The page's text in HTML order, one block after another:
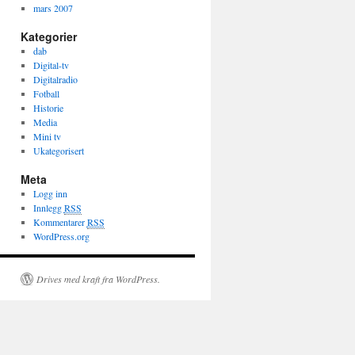
mars 2007
Kategorier
dab
Digital-tv
Digitalradio
Fotball
Historie
Media
Mini tv
Ukategorisert
Meta
Logg inn
InnleggRSS
KommentarerRSS
WordPress.org
Drives med kraft fra WordPress.